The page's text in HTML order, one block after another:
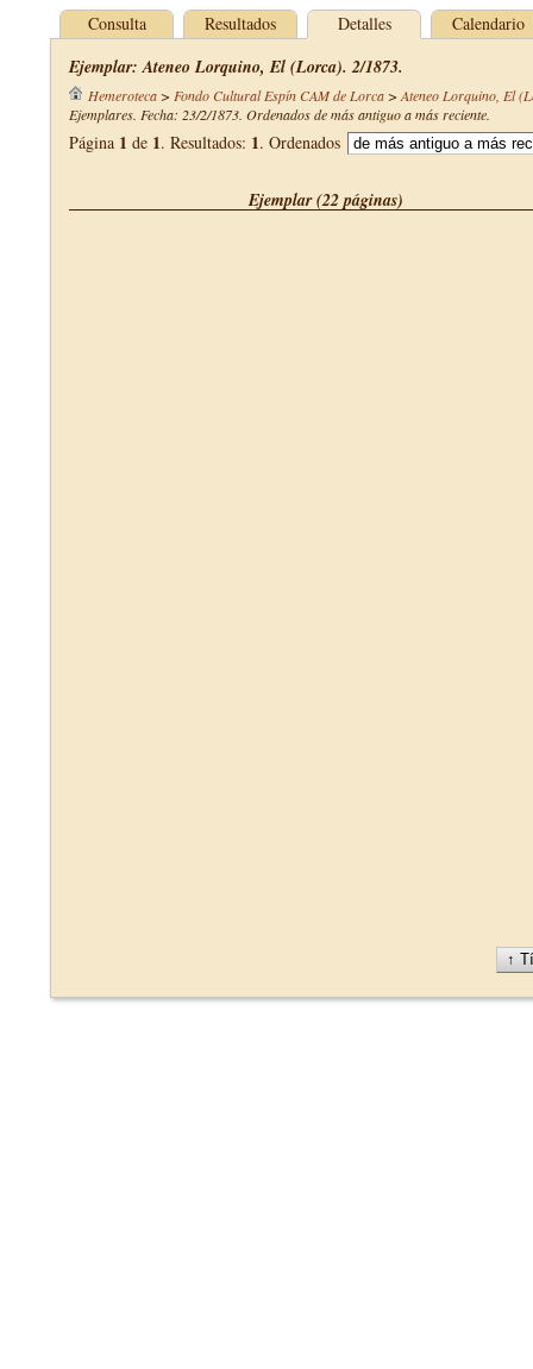
Consulta Resultados Detalles Calendario
Ejemplar: Ateneo Lorquino, El (Lorca). 2/1873.
Hemeroteca> Fondo Cultural Espín CAM de Lorca> Ateneo Lorquino, El
Ejemplares. Fecha: 23/2/1873. Ordenados de más antiguo a más reciente.
Página 1 de 1. Resultados: 1. Ordenados
Ejemplar (22 páginas)